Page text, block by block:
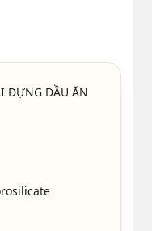
ĐỰNG DẦU ĂN